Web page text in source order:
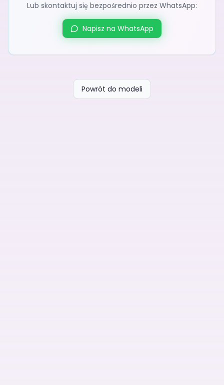
Lub skontaktuj się bezpośrednio przez WhatsApp:
Napisz na WhatsApp
Powrót do modeli